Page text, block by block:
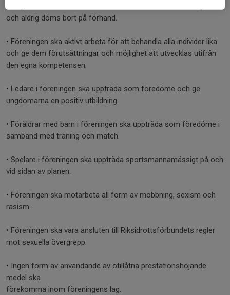
och aldrig döms bort på förhand.
• Föreningen ska aktivt arbeta för att behandla alla individer lika
och ge dem förutsättningar och möjlighet att utvecklas utifrån
den egna kompetensen.
• Ledare i föreningen ska uppträda som föredöme och ge
ungdomarna en positiv utbildning.
• Föräldrar med barn i föreningen ska uppträda som föredöme i
samband med träning och match.
• Spelare i föreningen ska uppträda sportsmannamässigt på och
vid sidan av planen.
• Föreningen ska motarbeta all form av mobbning, sexism och
rasism.
• Föreningen ska vara ansluten till Riksidrottsförbundets regler
mot sexuella övergrepp.
• Ingen form av användande av otillåtna prestationshöjande
medel ska
förekomma inom föreningens lag.